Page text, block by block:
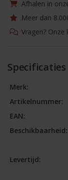
Afhalen in
Meer dan
Vragen?
Specificaties
Merk:
Artikelnummer:
EAN:
Beschikbaarheid:
Levertijd: